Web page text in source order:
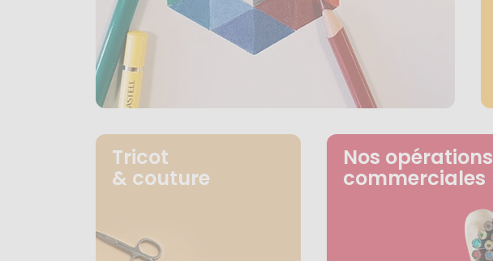
Tricot
& couture
Nos opérations
commerciales